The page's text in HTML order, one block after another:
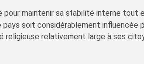
maintenir sa stabilité interne tout
soit considérablement influencée
religieuse relativement large à ses